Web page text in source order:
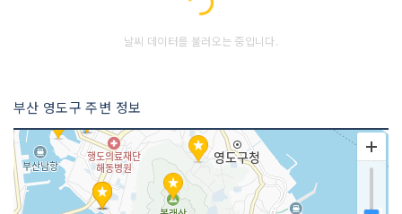
Loading...
날씨 데이터를 불러오는 중입니다.
부산 영도구 주변 정보